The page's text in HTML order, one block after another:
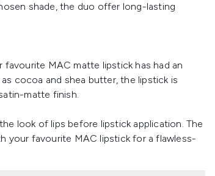
shade, the duo offer long-lasting
favourite MAC matte lipstick has had an
cocoa and shea butter, the lipstick is
matte finish.
look of lips before lipstick application. The
your favourite MAC lipstick for a flawless-